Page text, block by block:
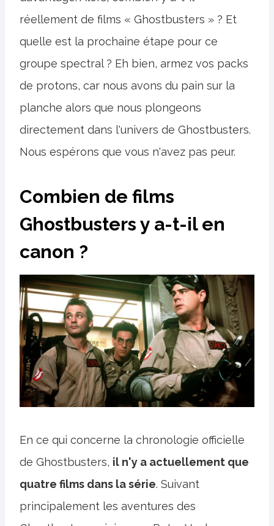
réellement de films « Ghostbusters » ? Et
quelle est la prochaine étape pour ce
groupe spectral ? Eh bien, armez vos packs
de protons, car nous avons du pain sur la
planche alors que nous plongeons
directement dans l'univers de Ghostbusters.
Nous espérons que vous n'avez pas peur.
Combien de films
Ghostbusters y a-t-il en
canon ?
En ce qui concerne la chronologie officielle
de Ghostbusters, il n'y a actuellement que
quatre films dans la série. Suivant
principalement les aventures des